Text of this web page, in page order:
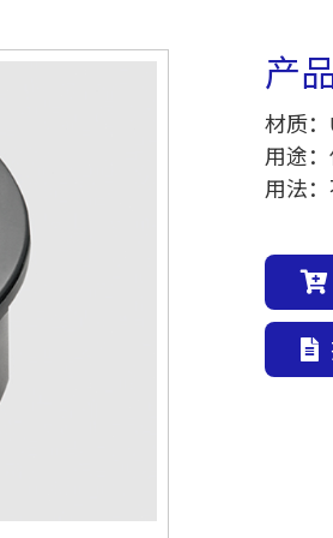
产
材质
用途
用法